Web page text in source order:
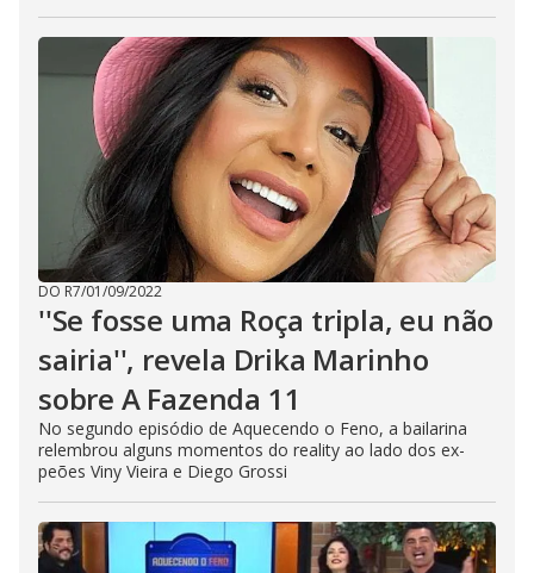
DO R7/01/09/2022
''Se fosse uma Roça tripla, eu não
sairia'', revela Drika Marinho
sobre A Fazenda 11
No segundo episódio de Aquecendo o Feno, a bailarina
relembrou alguns momentos do reality ao lado dos ex-
peões Viny Vieira e Diego Grossi